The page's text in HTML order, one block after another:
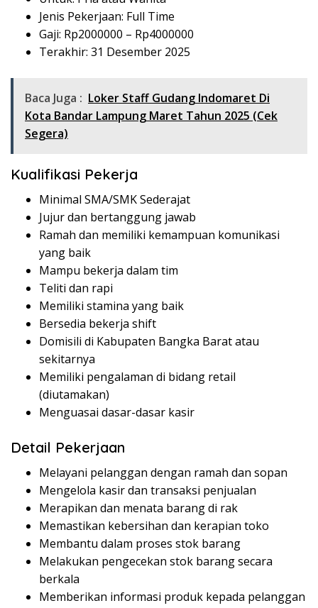
Jenis Pekerjaan: Full Time
Gaji: Rp2000000 – Rp4000000
Terakhir: 31 Desember 2025
Baca Juga : Loker Staff Gudang Indomaret Di
Kota Bandar Lampung Maret Tahun 2025 (Cek
Segera)
Kualifikasi Pekerja
Minimal SMA/SMK Sederajat
Jujur dan bertanggung jawab
Ramah dan memiliki kemampuan komunikasi
yang baik
Mampu bekerja dalam tim
Teliti dan rapi
Memiliki stamina yang baik
Bersedia bekerja shift
Domisili di Kabupaten Bangka Barat atau
sekitarnya
Memiliki pengalaman di bidang retail
(diutamakan)
Menguasai dasar-dasar kasir
Detail Pekerjaan
Melayani pelanggan dengan ramah dan sopan
Mengelola kasir dan transaksi penjualan
Merapikan dan menata barang di rak
Memastikan kebersihan dan kerapian toko
Membantu dalam proses stok barang
Melakukan pengecekan stok barang secara
berkala
Memberikan informasi produk kepada pelanggan